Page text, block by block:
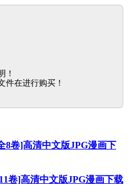
！
在进行购买！
8卷]高清中文版JPG漫画下
卷]高清中文版JPG漫画下载